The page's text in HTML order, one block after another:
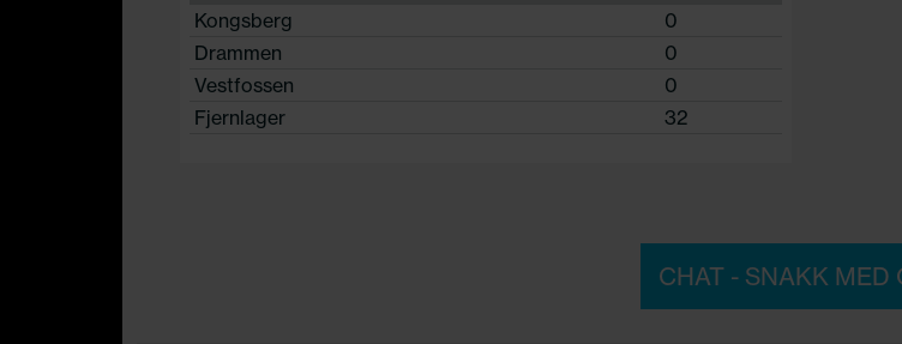
Kongsberg
0
Drammen
0
Vestfossen
0
Fjernlager
32
CHAT - SNAKK MED